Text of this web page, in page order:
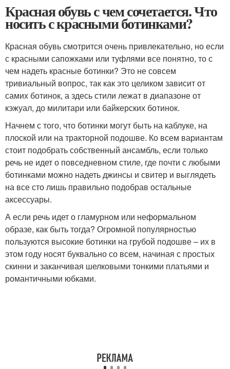
Красная обувь с чем сочетается. Что
носить с красными ботинками?
Красная обувь смотрится очень привлекательно, но если
с красными сапожками или туфлями все понятно, то с
чем надеть красные ботинки? Это не совсем
тривиальный вопрос, так как это целиком зависит от
самих ботинок, а здесь стили лежат в диапазоне от
кэжуал, до милитари или байкерских ботинок.
Начнем с того, что ботинки могут быть на каблуке, на
плоской или на тракторной подошве. Ко всем вариантам
стоит подобрать собственный ансамбль, если только
речь не идет о повседневном стиле, где почти с любыми
ботинками можно надеть джинсы и свитер и выглядеть
на все сто лишь правильно подобрав остальные
аксессуары.
А если речь идет о гламурном или неформальном
образе, как быть тогда? Огромной популярностью
пользуются высокие ботинки на грубой подошве – их в
этом году носят буквально со всем, начиная с простых
скинни и заканчивая шелковыми тонкими платьями и
романтичными юбками.